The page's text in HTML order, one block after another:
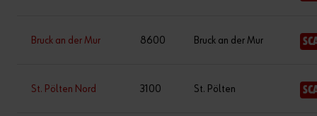
Bruck an der Mur 8600 Bruck an der Mur
St. Pölten Nord 3100 St. Pölten